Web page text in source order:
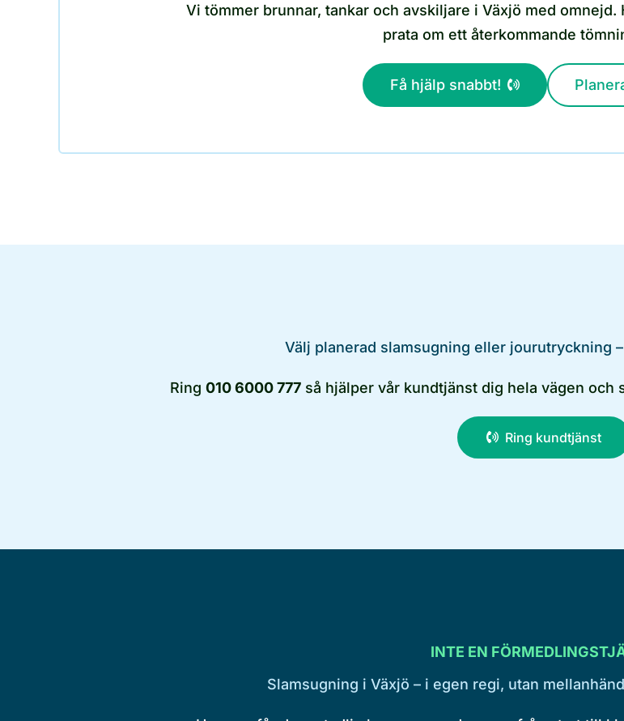
Vi tömmer brunnar, tankar och avskiljare i Växjö med
prata om ett återkommande
Få hjälp snabbt!
Välj planerad slamsugning eller jourutryckning
Ring 010 6000 777så hjälper vår kundtjänst dig hela vägen
Ring kundtjänst
INTE EN
Slamsugning i Växjö – i egen regi, utan